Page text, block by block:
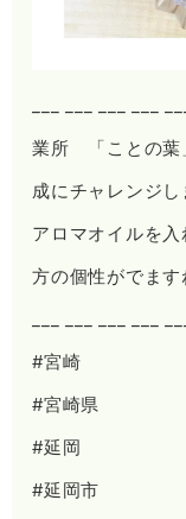
___ ___ ___ ___
業所 「ことの葉
成にチャレンジ
アロマオイルを
方の個性がでます
#宮崎
#宮崎県
#延岡
#延岡市